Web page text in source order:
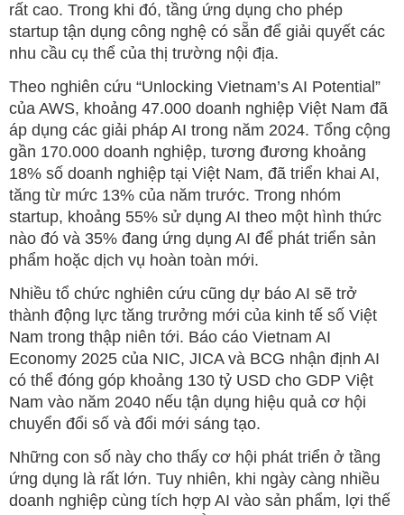
rất cao. Trong khi đó, tầng ứng dụng cho phép
startup tận dụng công nghệ có sẵn để giải quyết các
nhu cầu cụ thể của thị trường nội địa.
Theo nghiên cứu “Unlocking Vietnam’s AI Potential”
của AWS, khoảng 47.000 doanh nghiệp Việt Nam đã
áp dụng các giải pháp AI trong năm 2024. Tổng cộng
gần 170.000 doanh nghiệp, tương đương khoảng
18% số doanh nghiệp tại Việt Nam, đã triển khai AI,
tăng từ mức 13% của năm trước. Trong nhóm
startup, khoảng 55% sử dụng AI theo một hình thức
nào đó và 35% đang ứng dụng AI để phát triển sản
phẩm hoặc dịch vụ hoàn toàn mới.
Nhiều tổ chức nghiên cứu cũng dự báo AI sẽ trở
thành động lực tăng trưởng mới của kinh tế số Việt
Nam trong thập niên tới. Báo cáo Vietnam AI
Economy 2025 của NIC, JICA và BCG nhận định AI
có thể đóng góp khoảng 130 tỷ USD cho GDP Việt
Nam vào năm 2040 nếu tận dụng hiệu quả cơ hội
chuyển đổi số và đổi mới sáng tạo.
Những con số này cho thấy cơ hội phát triển ở tầng
ứng dụng là rất lớn. Tuy nhiên, khi ngày càng nhiều
doanh nghiệp cùng tích hợp AI vào sản phẩm, lợi thế